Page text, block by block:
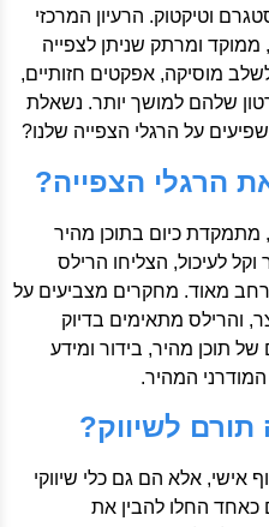
וטיקטוק. הרעיון המרכזי
ממוקד ומרתק שניתן לצפייה
מוסיקה, אפקטים חזותיים,
שלהם למושך יותר. נשאלת
על הרגלי הצפייה שלנו?
הרגלי הצפייה?
כיום בתוכן מהיר
לעיכול, הצליחו הרילס
מאוד. מחקרים מצביעים על
והרילס מתאימים בדיוק
תוכן מהיר, בידור ומידע
המהיר.
תורם לשיווק?
אישי, אלא הם גם כלי שיווקי
כאחד החלו להבין את